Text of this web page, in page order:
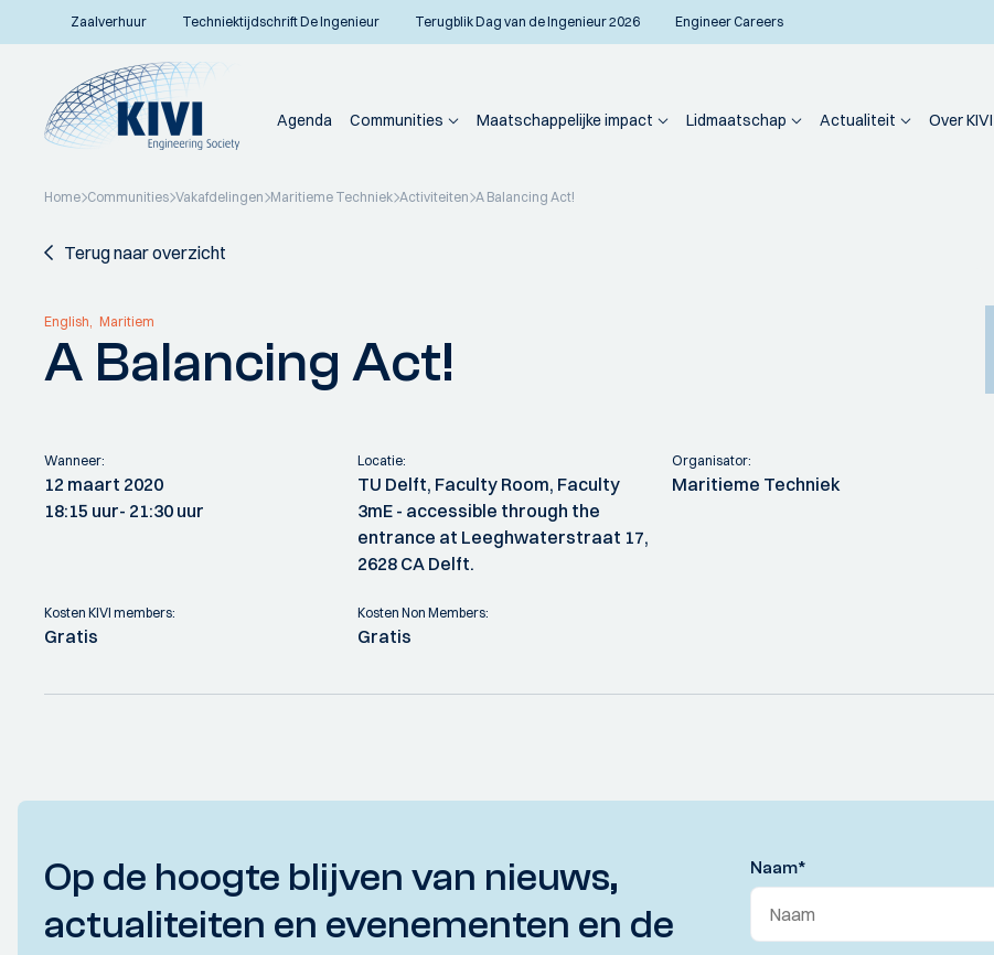
Zaalverhuur Techniektijdschrift De Ingenieur Terugblik Dag van de Ingenieur 2026 Engineer Careers
Agenda Communities Maatschappelijke impact Lidmaatschap Actualiteit Over KIVI
Home Communities Vakafdelingen Maritieme Techniek Activiteiten A Balancing Act!
Terug naar overzicht
English Maritiem
A Balancing Act!
Wanneer:
12 maart 2020
18:15 uur- 21:30 uur
Locatie:
TU Delft, Faculty Room, Faculty
3mE - accessible through the
entrance at Leeghwaterstraat 17,
2628 CA Delft.
Organisator:
Maritieme Techniek
Kosten KIVI members:
Gratis
Kosten Non Members:
Gratis
Op de hoogte blijven van nieuws,
actualiteiten en evenementen en de
Naam*